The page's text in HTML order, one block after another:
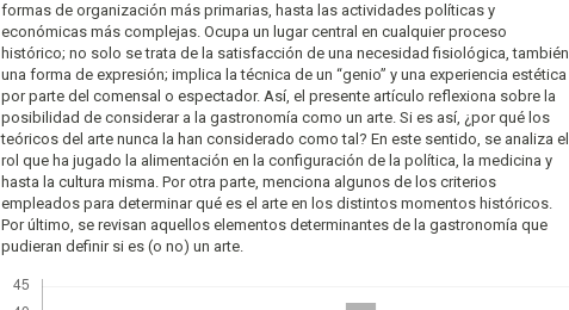
formas de organización más primarias, hasta las actividades políticas y
económicas más complejas. Ocupa un lugar central en cualquier proceso
histórico; no solo se trata de la satisfacción de una necesidad fisiológica, también
una forma de expresión; implica la técnica de un “genio” y una experiencia estética
por parte del comensal o espectador. Así, el presente artículo reflexiona sobre la
posibilidad de considerar a la gastronomía como un arte. Si es así, ¿por qué los
teóricos del arte nunca la han considerado como tal? En este sentido, se analiza el
rol que ha jugado la alimentación en la configuración de la política, la medicina y
hasta la cultura misma. Por otra parte, menciona algunos de los criterios
empleados para determinar qué es el arte en los distintos momentos históricos.
Por último, se revisan aquellos elementos determinantes de la gastronomía que
pudieran definir si es (o no) un arte.